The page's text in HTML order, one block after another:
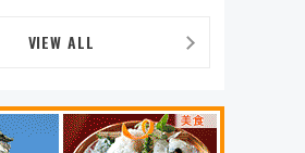
オも認める『2026年に訪れ
るべき世界の旅先』
VIEW ALL